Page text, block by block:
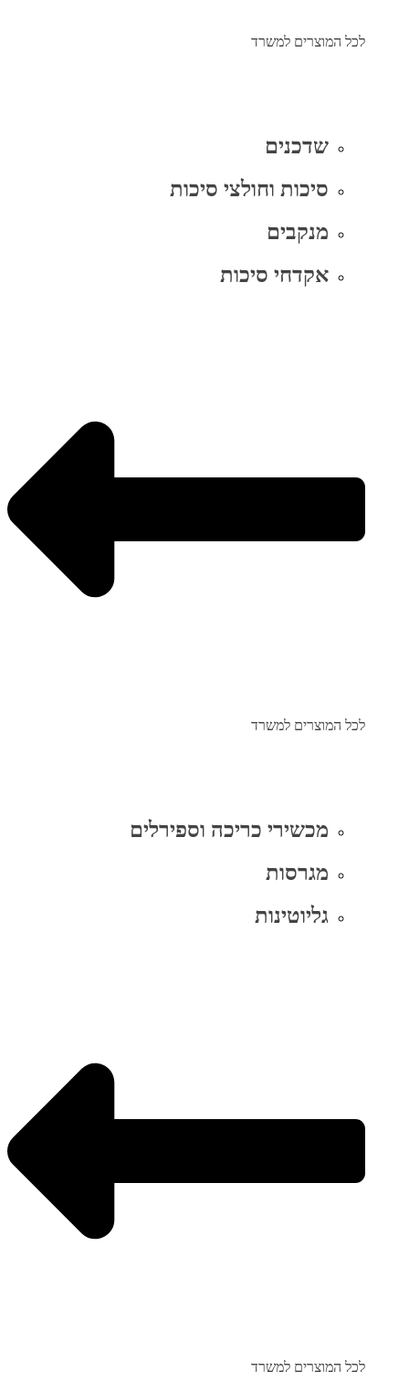
לכל המוצרים למשרד
שדכנים
סיכות וחולצי סיכות
מנקבים
אקדחי סיכות
לכל המוצרים למשרד
מכשירי כריכה וספירלים
מגרסות
גליוטינות
לכל המוצרים למשרד